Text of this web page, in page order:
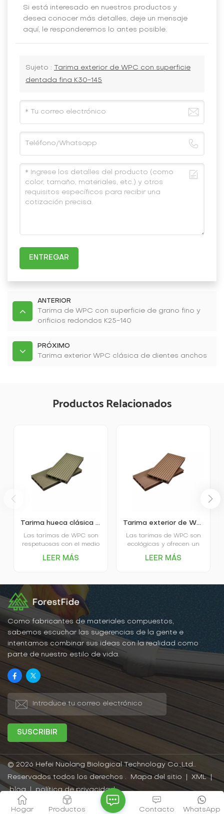
Si está interesado en nuestros productos y
desea conocer más detalles, deje un mensaje
aquí, le responderemos lo antes posible.
Sujeto :
Tarima exterior de WPC con superficie
dentada fina K30-145
ENTREGAR
ANTERIOR
Tarima de WPC con superficie de grano fino y
orificios redondos K25-140
PRÓXIMO
Tarima exterior WPC clásica de dientes anchos
Productos Relacionados
Tarima hueca clásica de WPC para exteriores K25-150
Las tarimas de WPC son
respetuosas con el medio
ambiente, ofrecen un
excelente rendimiento
desgaste, ahorro de
tiempo y mano de obra,
una apariencia atractiva
y otras ventajas, siendo
adecuadas para una
variedad de ambientes
definitiva, las tarimas de
madera y plástico son un
material de revestimiento
muy recomendable.
LEER MÁS
Tarima exterior de WPC de poro cuadrado K25-150
Las tarimas de WPC son
ecológicas y ofrecen un
excelente rendimiento
ambiental, gran
entornos interiores y
exteriores. En general, las
tarimas de madera y
plástico son un material
LEER MÁS
Como fabricantes de materiales compuestos,
sabemos escuchar las sugerencias de la gente e
intentamos combinar sus ideas con la realidad como
parte de nuestro estilo de vida.
© 2026 Hefei Nuolang Biological Technology Co.,Ltd..
Reservados todos los derechos .
Mapa del sitio XML |
blog | política de privacidad
Red IPv6 compatible
Hogar
Productos WhatsApp
Contacto